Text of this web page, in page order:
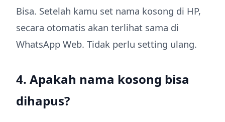
Bisa. Setelah kamu set nama kosong di HP,
secara otomatis akan terlihat sama di
WhatsApp Web. Tidak perlu setting ulang.
4. Apakah nama kosong bisa
dihapus?